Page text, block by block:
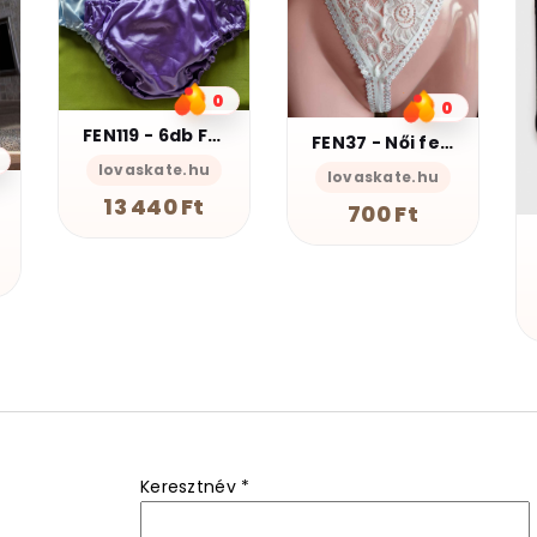
0
FEN37 - Női fehérnemű - Nyitott csipke tanga
lovaskate.hu
700 Ft
Keresztnév *